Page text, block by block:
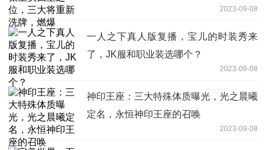
2023-09-08
一人之下真人版复播，宝儿的时装秀来
了，JK服和职业装选哪个？
2023-09-08
神印王座：三大特殊体质曝光，光之晨曦
定名，永恒神印王座的召唤
2023-09-08